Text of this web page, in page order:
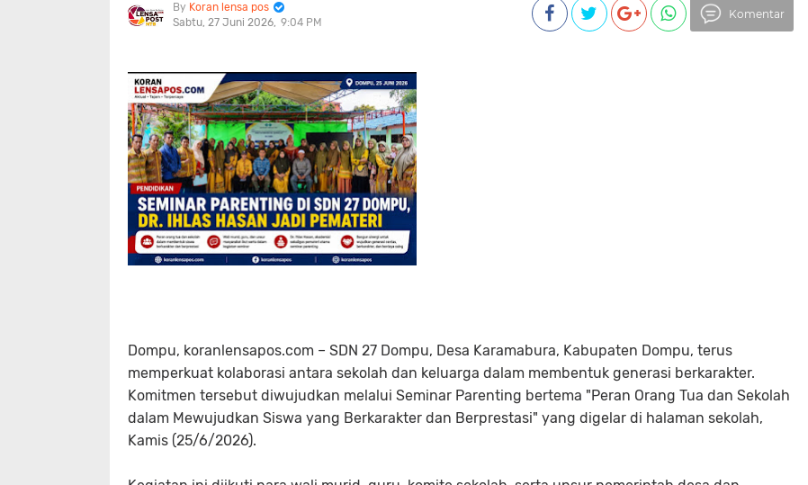
Koran lensa pos
Sabtu, 27 Juni 2026 9:04 PM
Komentar
Dompu, koranlensapos.com – SDN 27 Dompu, Desa Karamabura, Kabupaten Dompu, terus
memperkuat kolaborasi antara sekolah dan keluarga dalam membentuk generasi berkarakter.
Komitmen tersebut diwujudkan melalui Seminar Parenting bertema "Peran Orang Tua dan Sekolah
dalam Mewujudkan Siswa yang Berkarakter dan Berprestasi" yang digelar di halaman sekolah,
Kamis (25/6/2026).